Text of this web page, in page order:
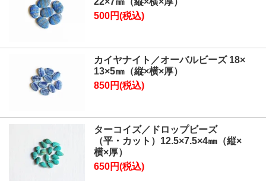
500円(税込)
カイヤナイト／オーバルビーズ 18×
13×5㎜（縦×横×厚）
850円(税込)
ターコイズ／ドロップビーズ
（平・カット）12.5×7.5×4㎜（縦×
横×厚）
650円(税込)